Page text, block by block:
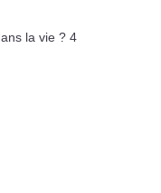
la vie ? 4